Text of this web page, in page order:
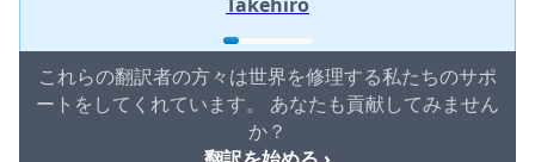
これらの翻訳者の方々は世界を修理する私たちのサポ
ートをしてくれています。 あなたも貢献してみません
か？